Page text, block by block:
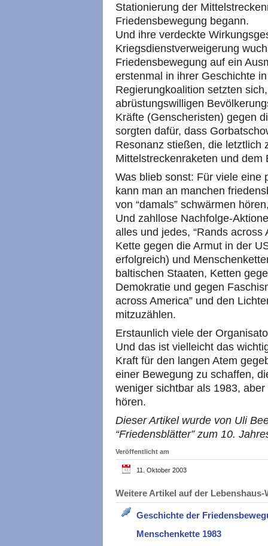
Stationierung der
Friedensbewegung begann.
Und ihre verdeckte
Kriegsdienstverweigerung
Friedensbewegung auf ein
erstenmal in ihrer Geschichte
Regierungkoalition setzten
abrüstungswilligen
Kräfte (Genscheristen) gegen
sorgten dafür, dass
Resonanz stießen, die letztlich
Mittelstreckenraketen und
Was blieb sonst: Für viele eine
kann man an manchen
von “damals” schwärmen
Und zahllose Nachfolge-
alles und jedes, “Rands across
Kette gegen die Armut in der
erfolgreich) und
baltischen Staaten, Ketten
Demokratie und gegen
across America” und den
mitzuzählen.
Erstaunlich viele der
Und das ist vielleicht das
Kraft für den langen Atem
einer Bewegung zu schaffen,
weniger sichtbar als 1983,
hören.
Dieser Artikel wurde von Uli
“Friedensblätter” zum 10.
Veröffentlicht am
11. Oktober 2003
Weitere Artikel auf der
Geschichte der
Menschenkette 1983